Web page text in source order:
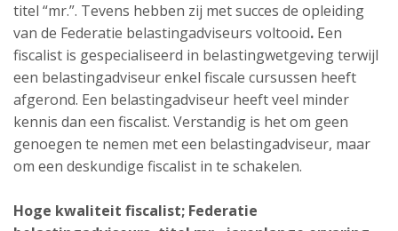
titel “mr.”. Tevens hebben zij met succes de opleiding
van de Federatie belastingadviseurs voltooid. Een
fiscalist is gespecialiseerd in belastingwetgeving terwijl
een belastingadviseur enkel fiscale cursussen heeft
afgerond. Een belastingadviseur heeft veel minder
kennis dan een fiscalist. Verstandig is het om geen
genoegen te nemen met een belastingadviseur, maar
om een deskundige fiscalist in te schakelen.
Hoge kwaliteit fiscalist; Federatie